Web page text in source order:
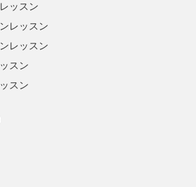
ッスン
レッスン
レッスン
スン
スン